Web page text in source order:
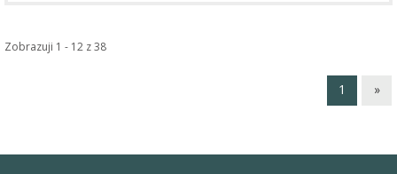
Zobrazuji 1 - 12 z 38
1 »